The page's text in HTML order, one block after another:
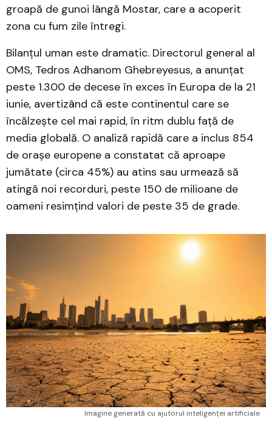
groapă de gunoi lângă Mostar, care a acoperit
zona cu fum zile întregi.
Bilanțul uman este dramatic. Directorul general al
OMS, Tedros Adhanom Ghebreyesus, a anunțat
peste 1.300 de decese în exces în Europa de la 21
iunie, avertizând că este continentul care se
încălzește cel mai rapid, în ritm dublu față de
media globală. O analiză rapidă care a inclus 854
de orașe europene a constatat că aproape
jumătate (circa 45%) au atins sau urmează să
atingă noi recorduri, peste 150 de milioane de
oameni resimțind valori de peste 35 de grade.
Imagine generată cu ajutorul inteligenței artificiale